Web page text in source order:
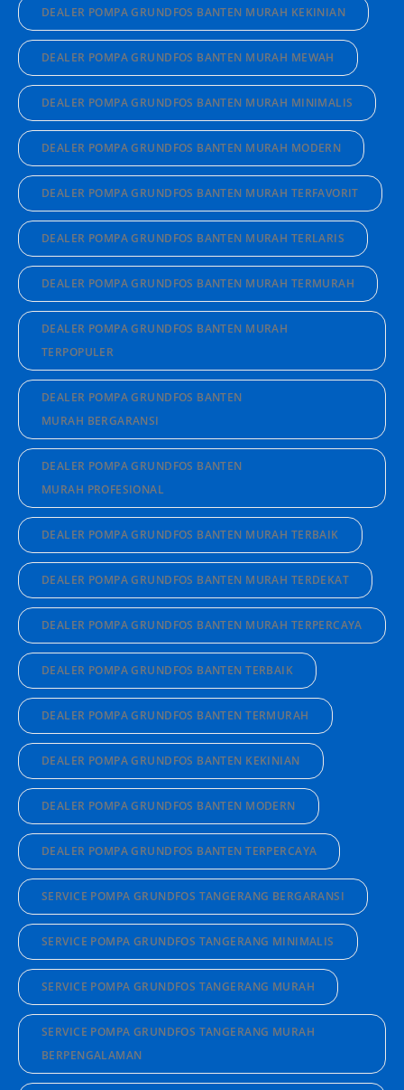
DEALER POMPA GRUNDFOS BANTEN MURAH KEKINIAN
DEALER POMPA GRUNDFOS BANTEN MURAH MEWAH
DEALER POMPA GRUNDFOS BANTEN MURAH MINIMALIS
DEALER POMPA GRUNDFOS BANTEN MURAH MODERN
DEALER POMPA GRUNDFOS BANTEN MURAH TERFAVORIT
DEALER POMPA GRUNDFOS BANTEN MURAH TERLARIS
DEALER POMPA GRUNDFOS BANTEN MURAH TERMURAH
DEALER POMPA GRUNDFOS BANTEN MURAH
TERPOPULER
DEALER POMPA GRUNDFOS BANTEN
MURAH BERGARANSI
DEALER POMPA GRUNDFOS BANTEN
MURAH PROFESIONAL
DEALER POMPA GRUNDFOS BANTEN MURAH TERBAIK
DEALER POMPA GRUNDFOS BANTEN MURAH TERDEKAT
DEALER POMPA GRUNDFOS BANTEN MURAH TERPERCAYA
DEALER POMPA GRUNDFOS BANTEN TERBAIK
DEALER POMPA GRUNDFOS BANTEN TERMURAH
DEALER POMPA GRUNDFOS BANTEN KEKINIAN
DEALER POMPA GRUNDFOS BANTEN MODERN
DEALER POMPA GRUNDFOS BANTEN TERPERCAYA
SERVICE POMPA GRUNDFOS TANGERANG BERGARANSI
SERVICE POMPA GRUNDFOS TANGERANG MINIMALIS
SERVICE POMPA GRUNDFOS TANGERANG MURAH
SERVICE POMPA GRUNDFOS TANGERANG MURAH
BERPENGALAMAN